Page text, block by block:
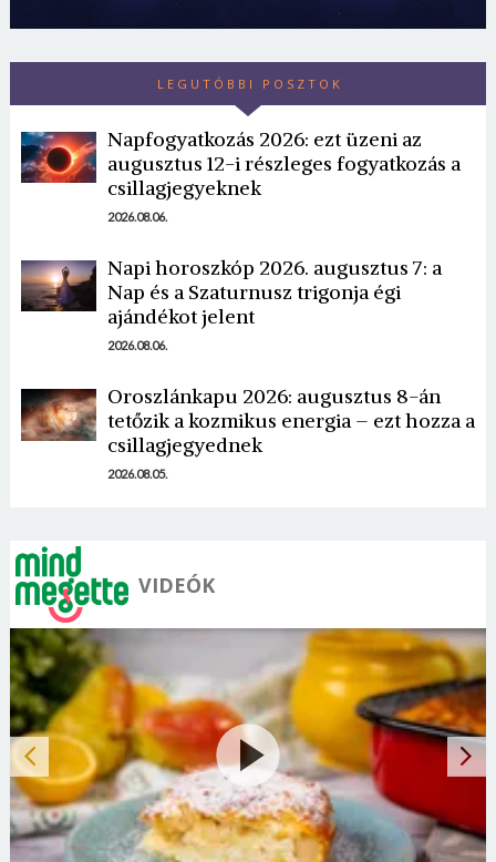
LEGUTÓBBI POSZTOK
Napfogyatkozás 2026: ezt üzeni az
augusztus 12-i részleges fogyatkozás a
csillagjegyeknek
2026.08.06.
Napi horoszkóp 2026. augusztus 7: a
Nap és a Szaturnusz trigonja égi
ajándékot jelent
2026.08.06.
Oroszlánkapu 2026: augusztus 8-án
tetőzik a kozmikus energia – ezt hozza a
csillagjegyednek
2026.08.05.
VIDEÓK
Borsonline bejelentkezés
E-mail cím vagy felhasználónév
Jelszó